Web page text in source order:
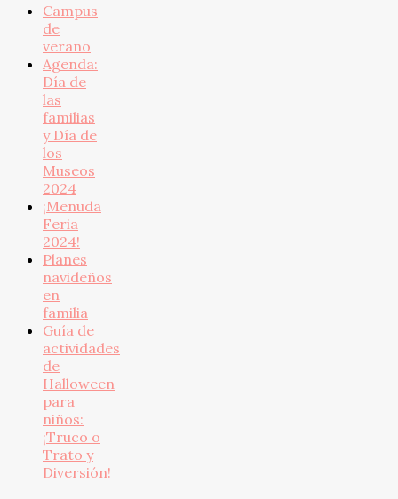
Campus
de
verano
Agenda:
Día de
las
familias
y Día de
los
Museos
2024
¡Menuda
Feria
2024!
Planes
navideños
en
familia
Guía de
actividades
de
Halloween
para
niños:
¡Truco o
Trato y
Diversión!